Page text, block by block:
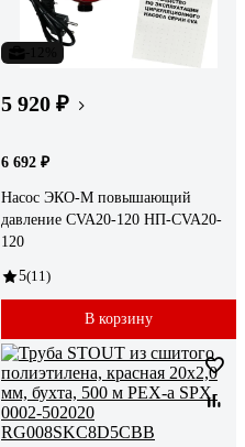
5 920 ₽
6 692 ₽
Насос ЭКО-М повышающий
давление CVA20-120 НП-CVA20-
120
5(11)
В корзину